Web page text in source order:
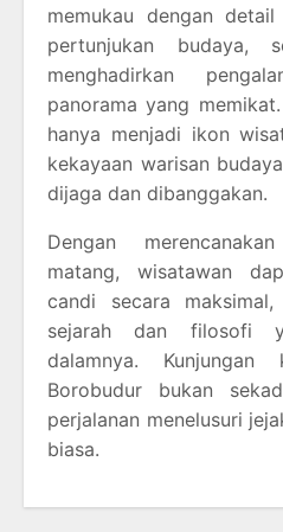
memukau dengan
pertunjukan budaya,
menghadirkan
panorama yang
hanya menjadi ikon
kekayaan warisan
dijaga dan dibanggakan.
Dengan
matang, wisatawan
candi secara maksimal,
sejarah dan filosofi
dalamnya.
Borobudur bukan
perjalanan menelusuri
biasa.